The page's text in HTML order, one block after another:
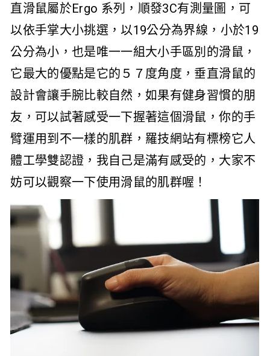
直滑鼠屬於Ergo 系列，順發3C有測量圖，可
以依手掌大小挑選，以19公分為界線，小於19
公分為小，也是唯一一組大小手區別的滑鼠，
它最大的優點是它的５７度角度，垂直滑鼠的
設計會讓手腕比較自然，如果有健身習慣的朋
友，可以試著感受一下握著這個滑鼠，你的手
臂運用到不一樣的肌群，羅技網站有標榜它人
體工學雙認證，我自己是滿有感受的，大家不
妨可以觀察一下使用滑鼠的肌群喔！